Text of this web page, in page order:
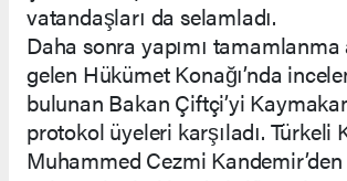
vatandaşları da selamladı.
Daha sonra yapımı tamamlanma
gelen Hükümet Konağı’nda
bulunan Bakan Çiftçi’yi
protokol üyeleri karşıladı. Türkeli
Muhammed Cezmi